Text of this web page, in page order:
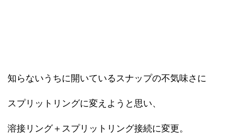
知らないうちに開いているスナップの不気味さに
スプリットリングに変えようと思い、
溶接リング＋スプリットリング接続に変更。